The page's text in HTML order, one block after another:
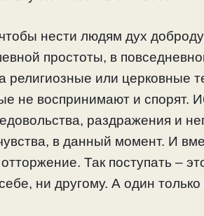
нести людям дух
простоты, в
религиозные или церковные
не воспринимают и спорят.
раздражения и
в данный момент. И
Так поступать –
ни другому. А один только